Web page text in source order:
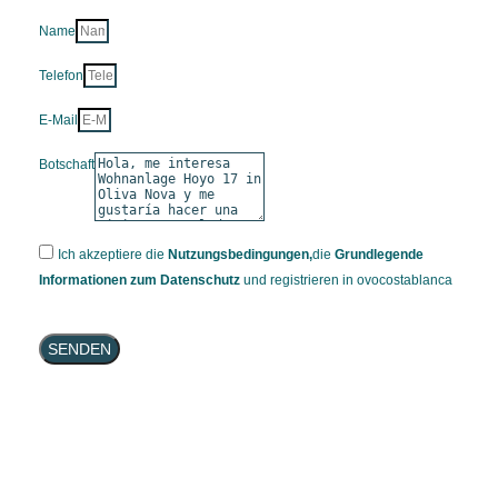
Name
Telefon
E-Mail
Botschaft
Ich akzeptiere die Nutzungsbedingungen,die Grundlegende
Informationen zum Datenschutz und registrieren in ovocostablanca
SENDEN